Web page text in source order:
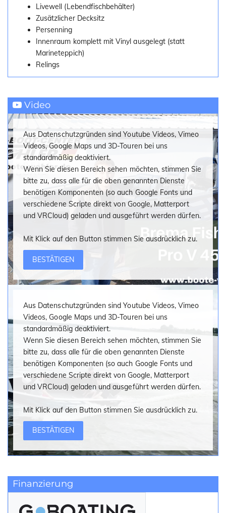
Klappendämpfer für Fächer
Badeleiter
Vordeck
Getränkehalter
Livewell (Lebendfischbehälter)
Zusätzlicher Decksitz
Persenning
Innenraum komplett mit Vinyl ausgelegt (statt
Marineteppich)
Relings
Video
Aus Datenschutzgründen sind Youtube Videos, Vimeo
Videos, Google Maps und 3D-Touren bei uns
standardmäßig deaktiviert.
Wenn Sie diesen Bereich sehen möchten, stimmen Sie
bitte zu, dass alle für die oben genannten Dienste
benötigen Komponenten (so auch Google Fonts und
verschiedene Scripte direkt von Google, Matterport
und VRCloud) geladen und ausgeführt werden dürfen.
Mit Klick auf den Button stimmen Sie ausdrücklich zu.
BESTÄTIGEN
Aus Datenschutzgründen sind Youtube Videos, Vimeo
Videos, Google Maps und 3D-Touren bei uns
standardmäßig deaktiviert.
Wenn Sie diesen Bereich sehen möchten, stimmen Sie
bitte zu, dass alle für die oben genannten Dienste
benötigen Komponenten (so auch Google Fonts und
verschiedene Scripte direkt von Google, Matterport
und VRCloud) geladen und ausgeführt werden dürfen.
Mit Klick auf den Button stimmen Sie ausdrücklich zu.
BESTÄTIGEN
Finanzierung